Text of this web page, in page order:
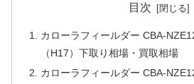
目次
カローラフィールダー CBA-
（H17）下取り相場・買取相場
カローラフィールダー CBA-